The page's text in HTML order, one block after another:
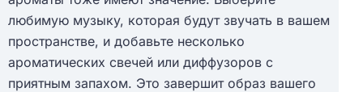
любимую музыку, которая будут звучать в вашем
пространстве, и добавьте несколько
ароматических свечей или диффузоров с
приятным запахом. Это завершит образ вашего